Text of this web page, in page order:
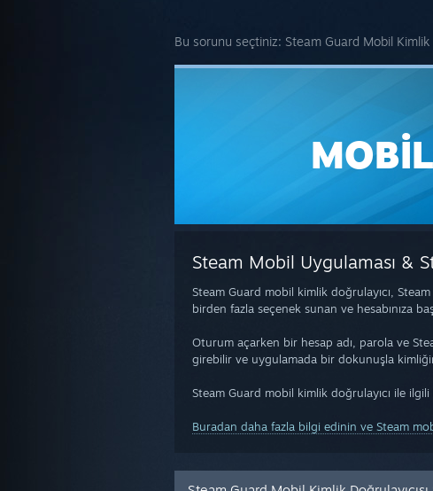
Bu sorunu seçtiniz: Steam Guard Mobil Kimlik
Steam Mobil Uygulaması &
Steam Guard mobil kimlik doğrulayıcı,
birden fazla seçenek sunan ve hesabınıza
Oturum açarken bir hesap adı, parola ve
girebilir ve uygulamada bir dokunuşla
Steam Guard mobil kimlik doğrulayıcı ile
Buradan daha fazla bilgi edinin ve Steam